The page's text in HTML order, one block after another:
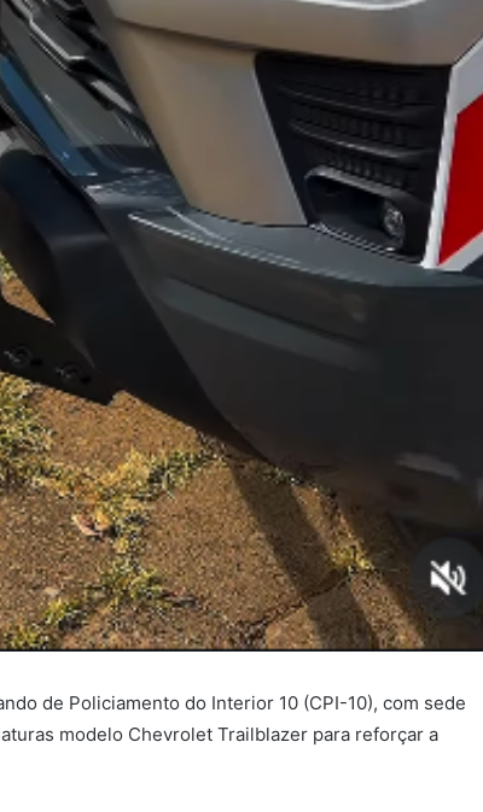
de Policiamento do Interior 10 (CPI-10), com sede
modelo Chevrolet Trailblazer para reforçar a